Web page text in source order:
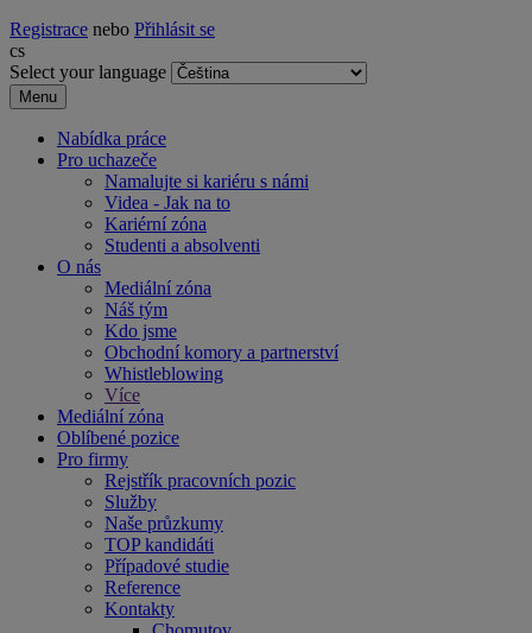
Registrace nebo Přihlásit se
cs
Select your language
Menu
Nabídka práce
Pro uchazeče
Namalujte si kariéru s námi
Videa - Jak na to
Kariérní zóna
Studenti a absolventi
O nás
Mediální zóna
Náš tým
Kdo jsme
Obchodní komory a partnerství
Whistleblowing
Více
Mediální zóna
Oblíbené pozice
Pro firmy
Rejstřík pracovních pozic
Služby
Naše průzkumy
TOP kandidáti
Případové studie
Reference
Kontakty